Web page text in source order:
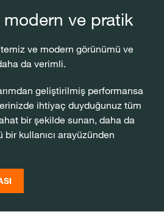
ve pratik
ve modern görünümü ve
da verimli.
geliştirilmiş performansa
ihtiyaç duyduğunuz tüm
bir şekilde sunan, daha da
bir kullanıcı arayüzünden